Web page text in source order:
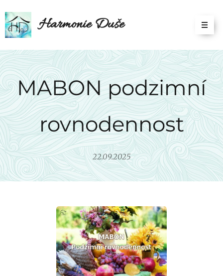
Harmonie Duše
MABON podzimní
rovnodennost
22.09.2025